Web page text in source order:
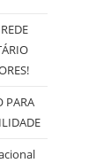
PARA